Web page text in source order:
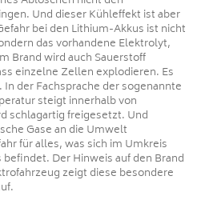
Und dieser Kühleffekt ist aber
bei den Lithium-Akkus ist nicht
das vorhandene Elektrolyt,
Brand wird auch Sauerstoff
einzelne Zellen explodieren. Es
der Fachsprache der sogenannte
steigt innerhalb von
schlagartig freigesetzt. Und
Gase an die Umwelt
für alles, was sich im Umkreis
Der Hinweis auf den Brand
zeigt diese besondere